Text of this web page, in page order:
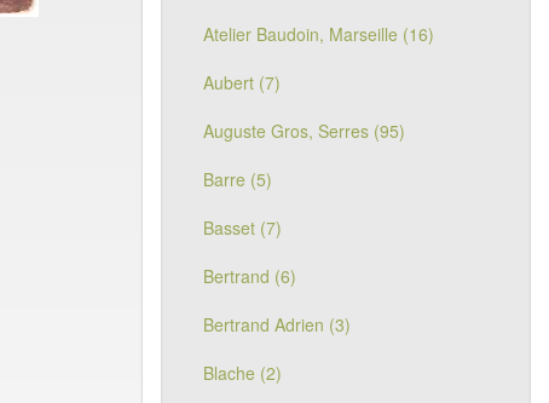
Atelier Baudoin, Marseille (16)
Aubert (7)
Auguste Gros, Serres (95)
Barre (5)
Basset (7)
Bertrand (6)
Bertrand Adrien (3)
Blache (2)